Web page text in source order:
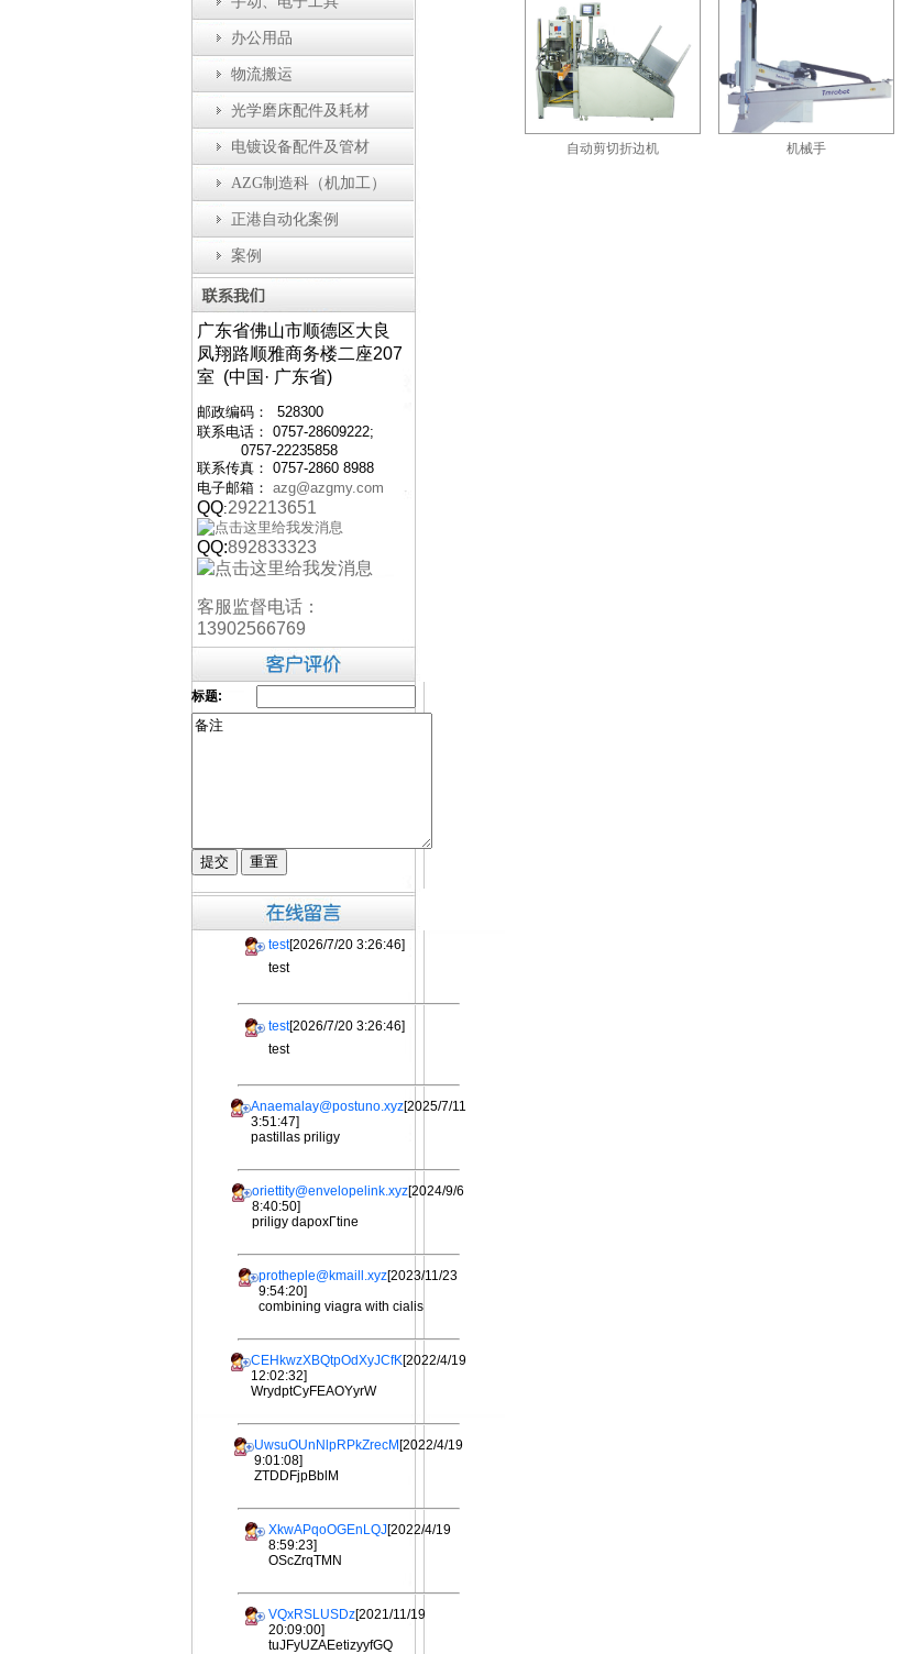
办公用品
物流搬运
光学磨床配件及耗材
电镀设备配件及管材
AZG制造科（机加工）
正港自动化案例
案例
广东省佛山市顺德区大良
凤翔路顺雅商务楼二座207
室 (中国· 广东省)
邮政编码： 528300
联系电话： 0757-28609222;
0757-22235858
联系传真： 0757-2860 8988
电子邮箱： azg@azgmy.com
QQ:292213651
QQ:892833323
客服监督电话：
13902566769
标题:
test[2026/7/20 3:26:46]
test
test[2026/7/20 3:26:46]
test
Anaemalay@postuno.xyz[2025/7/11
3:51:47]
pastillas priligy
oriettity@envelopelink.xyz[2024/9/6
8:40:50]
priligy dapoxГtine
protheple@kmaill.xyz[2023/11/23
9:54:20]
combining viagra with cialis
CEHkwzXBQtpOdXyJCfK[2022/4/19
12:02:32]
WrydptCyFEAOYyrW
UwsuOUnNlpRPkZrecM [2022/4/19
9:01:08]
ZTDDFjpBblM
XkwAPqoOGEnLQJ[2022/4/19
8:59:23]
OScZrqTMN
VQxRSLUSDz[2021/11/19
20:09:00]
tuJFyUZAEetizyyfGQ
全自动瓶盖装配机 防静电工作台 自动剪切折边机 机械手